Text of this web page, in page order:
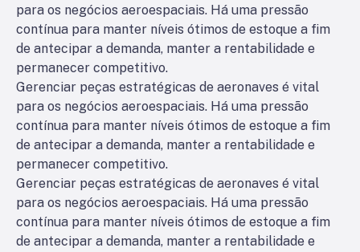
para os negócios aeroespaciais. Há uma pressão
contínua para manter níveis ótimos de estoque a fim
de antecipar a demanda, manter a rentabilidade e
permanecer competitivo.
Gerenciar peças estratégicas de aeronaves é vital
para os negócios aeroespaciais. Há uma pressão
contínua para manter níveis ótimos de estoque a fim
de antecipar a demanda, manter a rentabilidade e
permanecer competitivo.
Gerenciar peças estratégicas de aeronaves é vital
para os negócios aeroespaciais. Há uma pressão
contínua para manter níveis ótimos de estoque a fim
de antecipar a demanda, manter a rentabilidade e